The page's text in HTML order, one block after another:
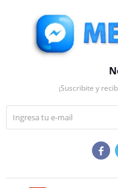
¡Suscribite y
